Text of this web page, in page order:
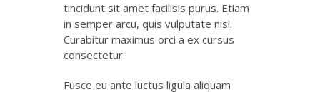
tincidunt sit amet facilisis purus. Etiam
in semper arcu, quis vulputate nisl.
Curabitur maximus orci a ex cursus
consectetur.
Fusce eu ante luctus ligula aliquam